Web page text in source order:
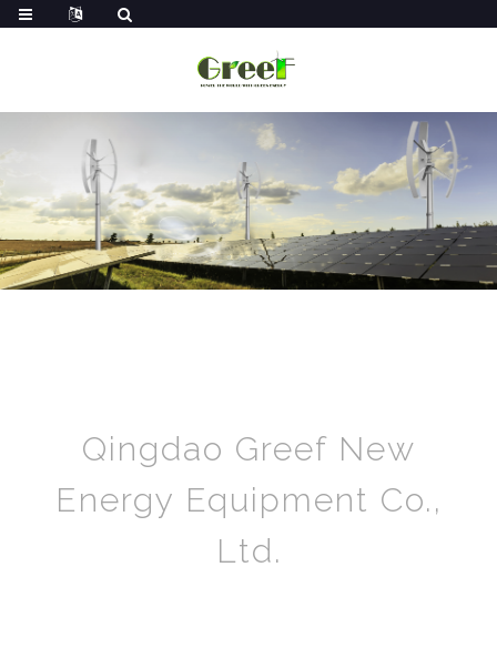
Qingdao Greef New
Energy Equipment Co.,
Ltd.